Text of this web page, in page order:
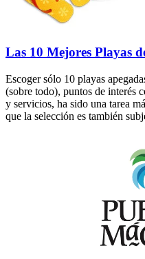
Las 10 Mejores Playas
Escoger sólo 10 playas
(sobre todo), puntos de interés
y servicios, ha sido una tarea
que la selección es también